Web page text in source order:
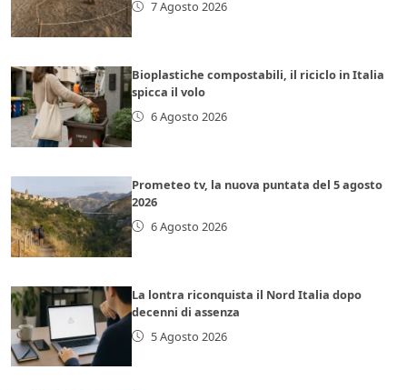
7 Agosto 2026
Bioplastiche compostabili, il riciclo in Italia
spicca il volo
6 Agosto 2026
Prometeo tv, la nuova puntata del 5 agosto
2026
6 Agosto 2026
La lontra riconquista il Nord Italia dopo
decenni di assenza
5 Agosto 2026